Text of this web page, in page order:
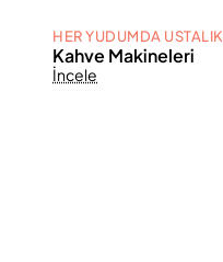
HER YUDUMDA USTALIK
Kahve Makineleri
İncele